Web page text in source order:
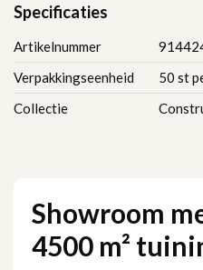
Specificaties
Artikelnummer
Verpakkingseenheid
50 st
Collectie
Showroom
4500 m²